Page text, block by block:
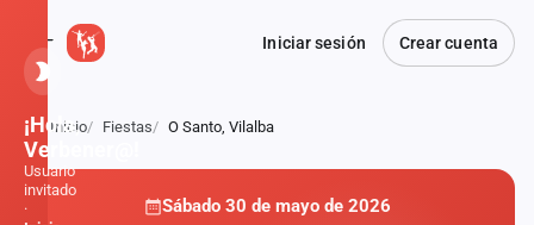
Iniciar sesión Crear cuenta
Atrás
Inicio Fiestas O Santo, Vilalba
Sábado 30 de mayo de 2026
¡Hola,
Verbener@!
Usuario
invitado
·